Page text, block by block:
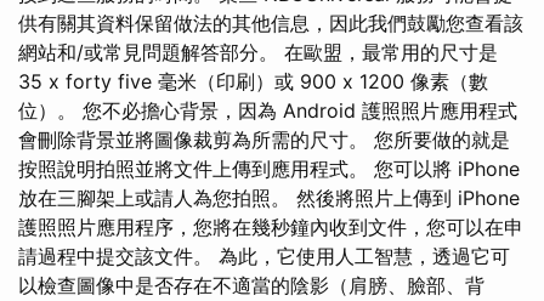
供有關其資料保留做法的其他信息，因此我們鼓勵您查看該
網站和/或常見問題解答部分。 在歐盟，最常用的尺寸是
35 x forty five 毫米（印刷）或 900 x 1200 像素（數
位）。 您不必擔心背景，因為 Android 護照照片應用程式
會刪除背景並將圖像裁剪為所需的尺寸。 您所要做的就是
按照說明拍照並將文件上傳到應用程式。 您可以將 iPhone
放在三腳架上或請人為您拍照。 然後將照片上傳到 iPhone
護照照片應用程序，您將在幾秒鐘內收到文件，您可以在申
請過程中提交該文件。 為此，它使用人工智慧，透過它可
以檢查圖像中是否存在不適當的陰影（肩膀、臉部、背